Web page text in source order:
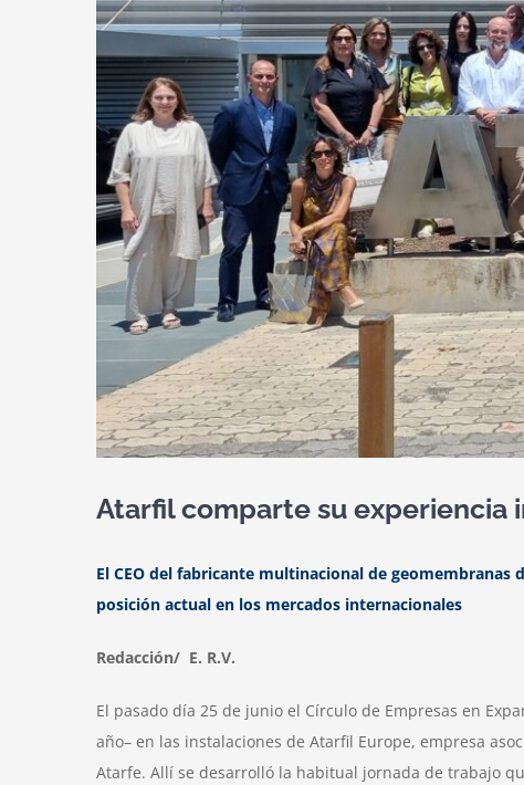
Atarfil comparte su experiencia
El CEO del fabricante multinacional de
posición actual en los mercados internacionales
Redacción/ E. R.V.
El pasado día 25 de junio el Círculo de Empresas en
año– en las instalaciones de Atarfil Europe, empresa
Atarfe. Allí se desarrolló la habitual jornada de trabajo